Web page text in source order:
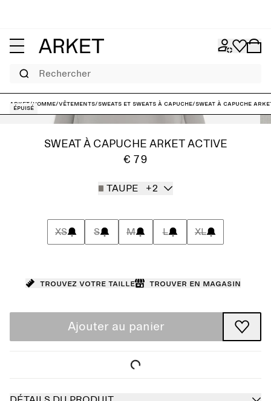
Rechercher
ARKET/Homme/Vêtements/Sweats et sweats à capuche/Sweat à capuche
Épuisé
SWEAT À CAPUCHE ARKET ACTIVE
€ 79
TAUPE +2
XS S M L XL
Trouvez votre taille Trouver en magasin
Ajouter au panier